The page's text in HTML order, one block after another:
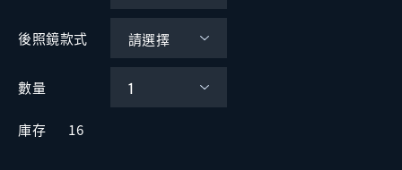
後照鏡款式
數量
庫存 16